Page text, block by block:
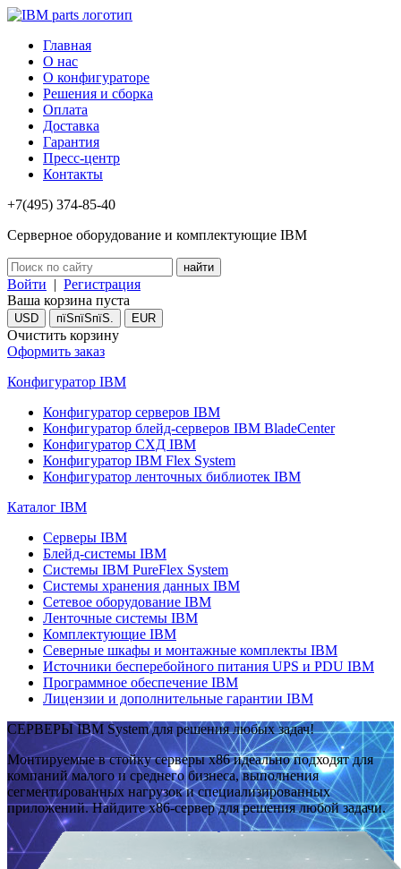
Главная
О нас
О конфигураторе
Решения и сборка
Оплата
Доставка
Гарантия
Пресс-центр
Контакты
+7(495) 374-85-40
Серверное оборудование и комплектующие IBM
Войти | Регистрация
Ваша корзина пуста
USD пїЅпїЅпїЅ. EUR
Очистить корзину
Оформить заказ
Конфигуратор IBM
Конфигуратор серверов IBM
Конфигуратор блейд-серверов IBM BladeCenter
Конфигуратор СХД IBM
Конфигуратор IBM Flex System
Конфигуратор ленточных библиотек IBM
Каталог IBM
Серверы IBM
Блейд-системы IBM
Системы IBM PureFlex System
Системы хранения данных IBM
Сетевое оборудование IBM
Ленточные системы IBM
Комплектующие IBM
Северные шкафы и монтажные комплекты IBM
Источники бесперебойного питания UPS и PDU IBM
Программное обеспечение IBM
Лицензии и дополнительные гарантии IBM
СЕРВЕРЫ IBM System для решения любых задач!
Монтируемые в стойку серверы x86 идеально подходят для
компаний малого и среднего бизнеса, выполнения
сегментированных нагрузок и специализированных
приложений. Найдите x86-сервер для решения любой задачи.